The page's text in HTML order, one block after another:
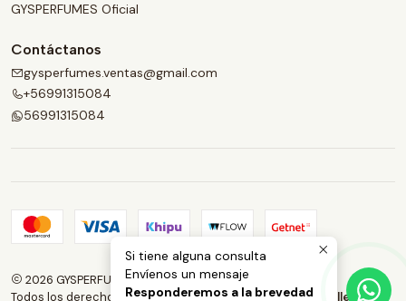
GYSPERFUMES Oficial
Contáctanos
gysperfumes.ventas@gmail.com
+56991315084
56991315084
2026 GYSPERFUMES.
Todos los derechos reservados.Desarrollado por Jumpseller
Si tiene alguna consulta
Envíenos un mensaje
Responderemos a la brevedad